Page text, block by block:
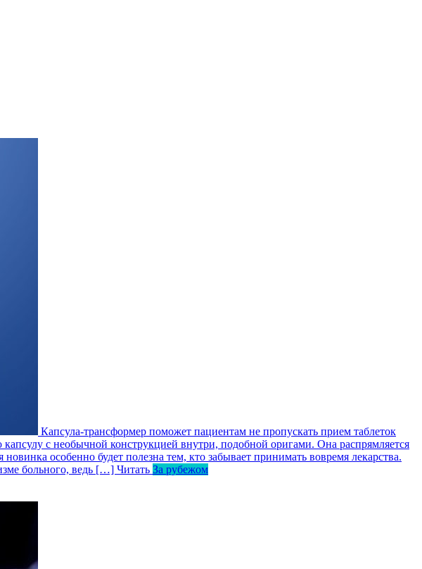
Капсула-трансформер поможет пациентам не пропускать прием таблеток
с необычной конструкцией внутри, подобной оригами. Она распрямляется
особенно будет полезна тем, кто забывает принимать вовремя лекарства.
больного, ведь […] Читать За рубежом